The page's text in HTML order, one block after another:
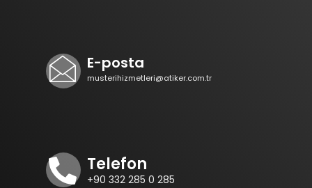
E-posta
musterihizmetleri@atiker.com.tr
Telefon
+90 332 285 0 285